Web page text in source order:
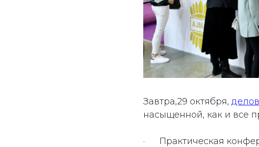
Завтра,29 октября,
насыщенной, как и все
· Практическая